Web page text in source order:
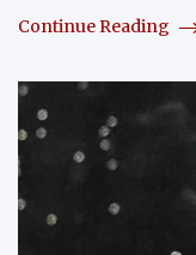
Continue Reading